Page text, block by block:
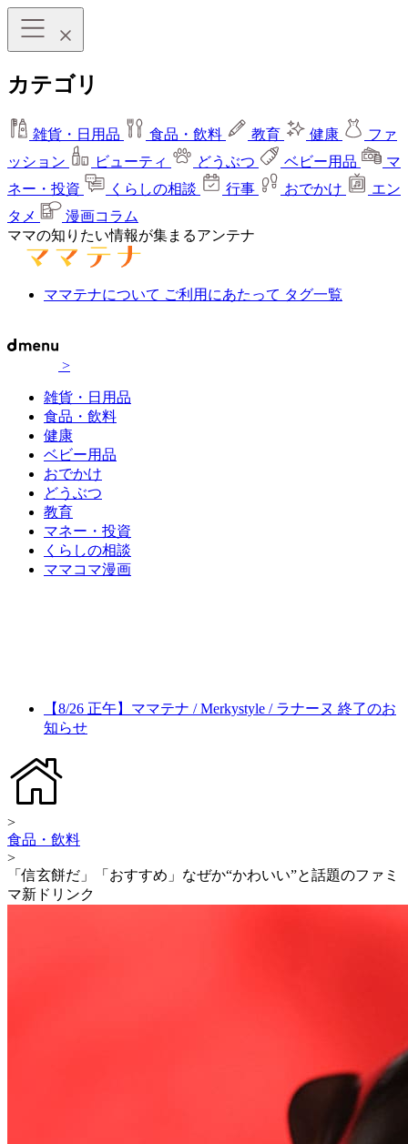
カテゴリ
雑貨・日用品 食品・飲料 教育 健康
ファ
ッション
ビューティ どうぶつ ベビー用品
マ
ネー・投資
くらしの相談 行事 おでかけ
エン
タメ
漫画コラム
ママの知りたい情報が集まるアンテナ
ママテナについて ご利用にあたって タグ一覧
>
雑貨・日用品
食品・飲料
健康
ベビー用品
おでかけ
どうぶつ
教育
マネー・投資
くらしの相談
ママコマ漫画
【8/26 正午】ママテナ / Merkystyle / ラナーヌ 終了のお
知らせ
>
食品・飲料
>
「信玄餅だ」「おすすめ」なぜか“かわいい”と話題のファミ
マ新ドリンク